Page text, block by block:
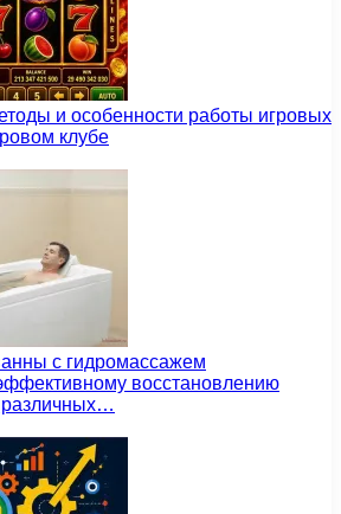
и особенности работы игровых
клубе
с гидромассажем
восстановлению
различных…